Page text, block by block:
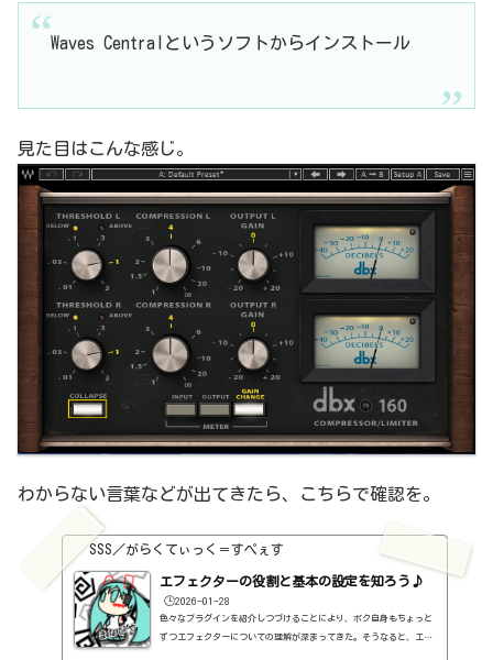
Waves Centralというソフトからインストール
見た目はこんな感じ。
わからない言葉などが出てきたら、こちらで確認を。
SSS／がらくてぃっく＝すぺぇす
エフェクターの役割と基本の設定を知ろう♪
🕒️2026-01-28
色々なプラグインを紹介しつづけることにより、ボク自身もちょっと
ずつエフェクターについての理解が深まってきた。そうなると、エフ